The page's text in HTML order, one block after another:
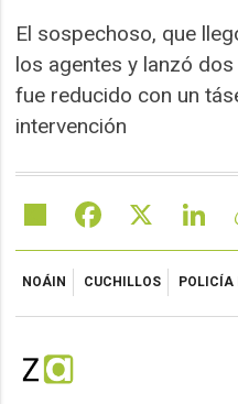
El sospechoso, que
los agentes y lanzó
fue reducido con un
intervención
Share Facebook
NOÁIN CUCHILLOS POLICÍA